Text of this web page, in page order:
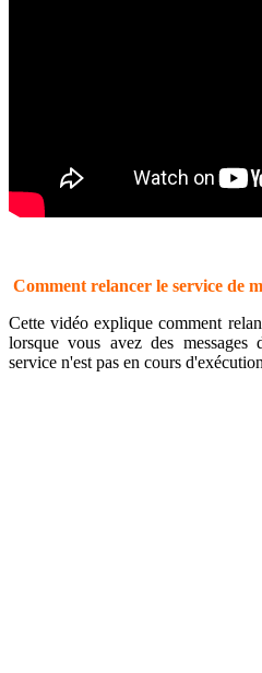
Comment relancer le service de
Cette vidéo explique comment
lorsque vous avez des
service n'est pas en cours